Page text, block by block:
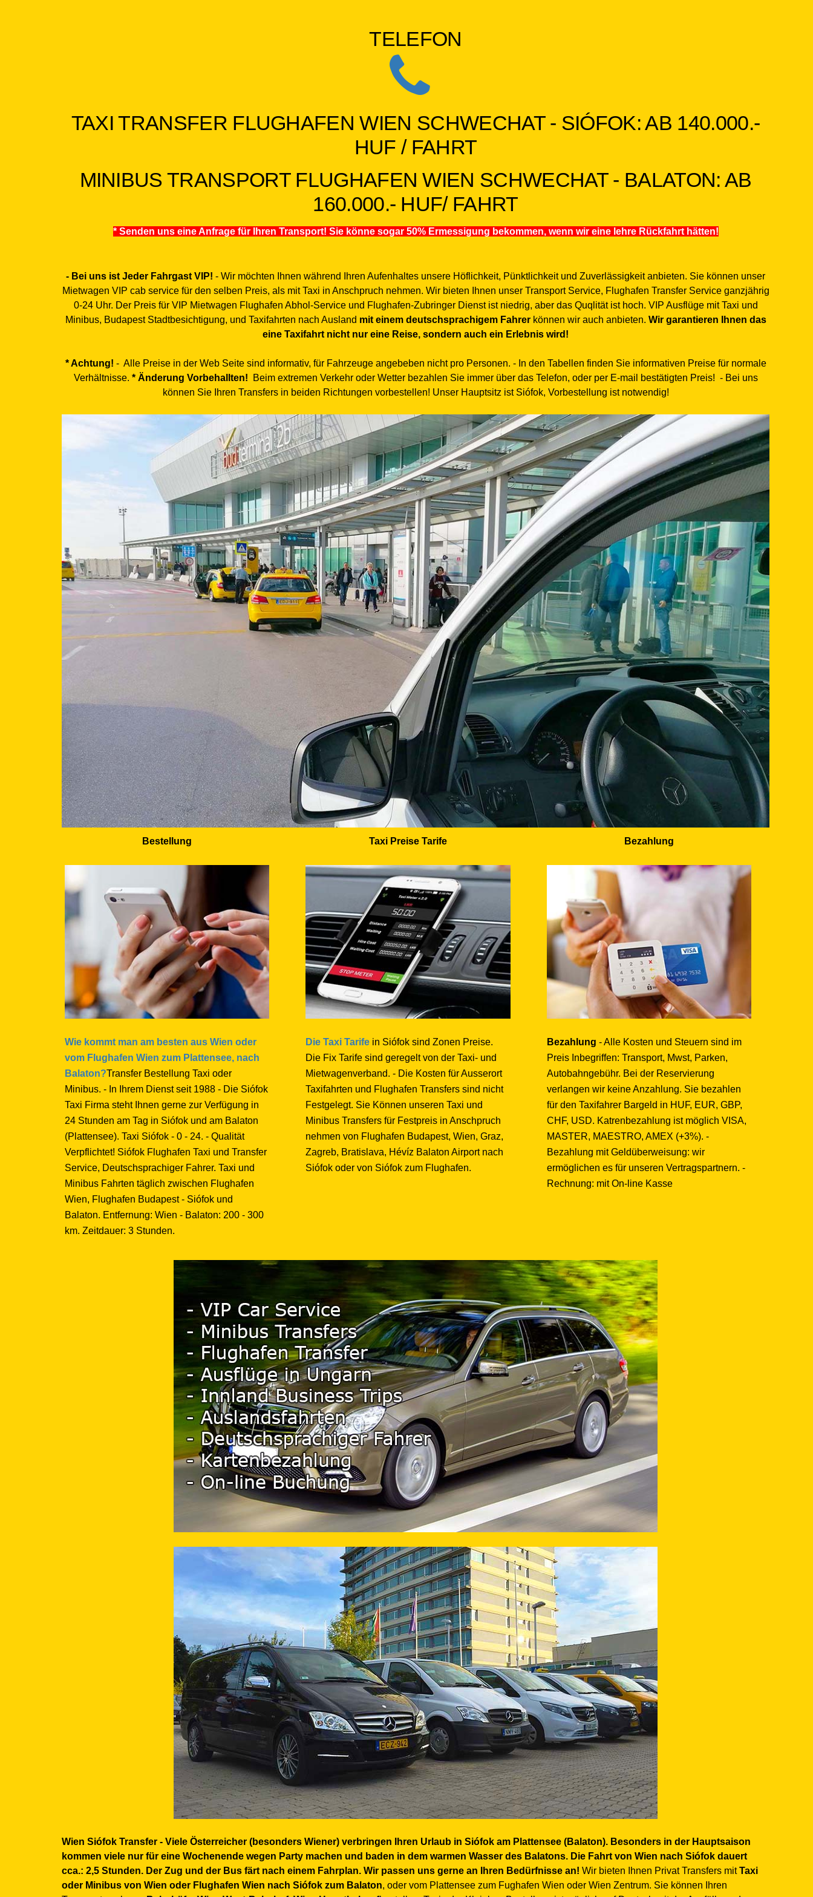
TELEFON
TAXI TRANSFER FLUGHAFEN WIEN SCHWECHAT - SIÓFOK: AB 140.000.-
HUF / FAHRT
MINIBUS TRANSPORT FLUGHAFEN WIEN SCHWECHAT - BALATON: AB
160.000.- HUF/ FAHRT
* Senden uns eine Anfrage für Ihren Transport! Sie könne sogar 50% Ermessigung bekommen, wenn wir eine lehre Rückfahrt hätten!
- Bei uns ist Jeder Fahrgast VIP! - Wir möchten Ihnen während Ihren Aufenhaltes unsere Höflichkeit, Pünktlichkeit und Zuverlässigkeit anbieten. Sie können unser
Mietwagen VIP cab service für den selben Preis, als mit Taxi in Anschpruch nehmen. Wir bieten Ihnen unser Transport Service, Flughafen Transfer Service ganzjährig
0-24 Uhr. Der Preis für VIP Mietwagen Flughafen Abhol-Service und Flughafen-Zubringer Dienst ist niedrig, aber das Quqlität ist hoch. VIP Ausflüge mit Taxi und
Minibus, Budapest Stadtbesichtigung, und Taxifahrten nach Ausland mit einem deutschsprachigem Fahrerkönnen wir auch anbieten. Wir garantieren Ihnen das
eine Taxifahrt nicht nur eine Reise, sondern auch ein Erlebnis wird!
* Achtung! - Alle Preise in der Web Seite sind informativ, für Fahrzeuge angebeben nicht pro Personen. - In den Tabellen finden Sie informativen Preise für normale
Verhältnisse. * Änderung Vorbehallten! Beim extremen Verkehr oder Wetter bezahlen Sie immer über das Telefon, oder per E-mail bestätigten Preis! - Bei uns
können Sie Ihren Transfers in beiden Richtungen vorbestellen! Unser Hauptsitz ist Siófok, Vorbestellung ist notwendig!
Bestellung
Wie kommt man am besten aus Wien oder
vom Flughafen Wien zum Plattensee, nach
Balaton?Transfer Bestellung Taxi oder
Minibus. - In Ihrem Dienst seit 1988 - Die Siófok
Taxi Firma steht Ihnen gerne zur Verfügung in
24 Stunden am Tag in Siófok und am Balaton
(Plattensee). Taxi Siófok - 0 - 24. - Qualität
Verpflichtet! Siófok Flughafen Taxi und Transfer
Service, Deutschsprachiger Fahrer. Taxi und
Minibus Fahrten täglich zwischen Flughafen
Wien, Flughafen Budapest - Siófok und
Balaton. Entfernung: Wien - Balaton: 200 - 300
km. Zeitdauer: 3 Stunden.
Taxi Preise Tarife
Die Taxi Tarife in Siófok sind Zonen Preise.
Die Fix Tarife sind geregelt von der Taxi- und
Mietwagenverband. - Die Kosten für Ausserort
Taxifahrten und Flughafen Transfers sind nicht
Festgelegt. Sie Können unseren Taxi und
Minibus Transfers für Festpreis in Anschpruch
nehmen von Flughafen Budapest, Wien, Graz,
Zagreb, Bratislava, Hévíz Balaton Airport nach
Siófok oder von Siófok zum Flughafen.
Bezahlung
Bezahlung - Alle Kosten und Steuern sind im
Preis Inbegriffen: Transport, Mwst, Parken,
Autobahngebühr. Bei der Reservierung
verlangen wir keine Anzahlung. Sie bezahlen
für den Taxifahrer Bargeld in HUF, EUR, GBP,
CHF, USD. Katrenbezahlung ist möglich VISA,
MASTER, MAESTRO, AMEX (+3%). -
Bezahlung mit Geldüberweisung: wir
ermöglichen es für unseren Vertragspartnern. -
Rechnung: mit On-line Kasse
Wien Siófok Transfer - Viele Österreicher (besonders Wiener) verbringen Ihren Urlaub in Siófok am Plattensee (Balaton). Besonders in der Hauptsaison
kommen viele nur für eine Wochenende wegen Party machen und baden in dem warmen Wasser des Balatons. Die Fahrt von Wien nach Siófok dauert
cca.: 2,5 Stunden. Der Zug und der Bus färt nach einem Fahrplan. Wir passen uns gerne an Ihren Bedürfnisse an! Wir bieten Ihnen Privat Transfers mitTaxi
oder Minibus von Wien oder Flughafen Wien nach Siófok zum Balaton, oder vom Plattensee zum Fughafen Wien oder Wien Zentrum. Sie können Ihren